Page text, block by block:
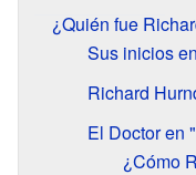
¿Quién fue
Sus inicios
Richard
El Doctor en
¿Cómo